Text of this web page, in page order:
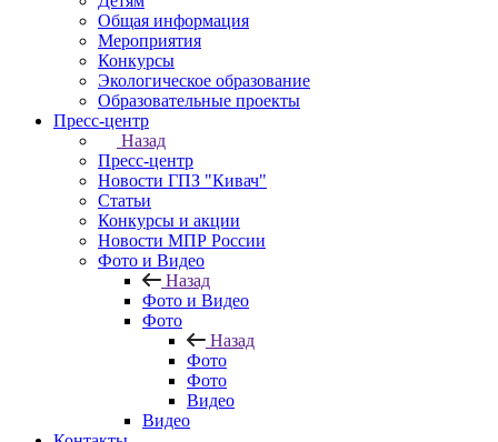
Общая информация
Мероприятия
Конкурсы
Экологическое образование
Образовательные проекты
Пресс-центр
Назад
Пресс-центр
Новости ГПЗ "Кивач"
Статьи
Конкурсы и акции
Новости МПР России
Фото и Видео
Назад
Фото и Видео
Фото
Назад
Фото
Фото
Видео
Видео